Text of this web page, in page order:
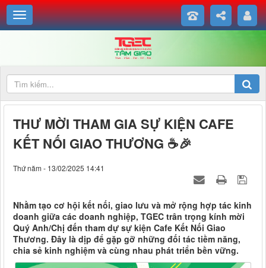
THƯ MỜI THAM GIA SỰ KIỆN CAFE
KẾT NỐI GIAO THƯƠNG ☕🎉
Thứ năm - 13/02/2025 14:41
Nhằm tạo cơ hội kết nối, giao lưu và mở rộng hợp tác kinh
doanh giữa các doanh nghiệp, TGEC trân trọng kính mời
Quý Anh/Chị đến tham dự sự kiện Cafe Kết Nối Giao
Thương. Đây là dịp để gặp gỡ những đối tác tiềm năng,
chia sẻ kinh nghiệm và cùng nhau phát triển bền vững.